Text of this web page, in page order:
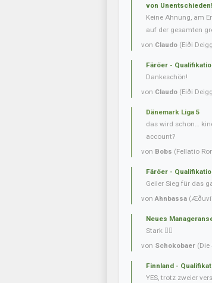
von
Keine Ahnung, am
auf der gesamten
von Claudo (Eiði
Färöer -
Dankeschön!
von Claudo (Eiði
Dänemark Liga 5
das wird schon…
account?
von Bobs (Fellatio
Färöer -
Geiler Sieg für das
vonAhnbassa
Neues
Stark 👍🏼
von Schokobaer (Die
Finnland -
YES, trotz zweier